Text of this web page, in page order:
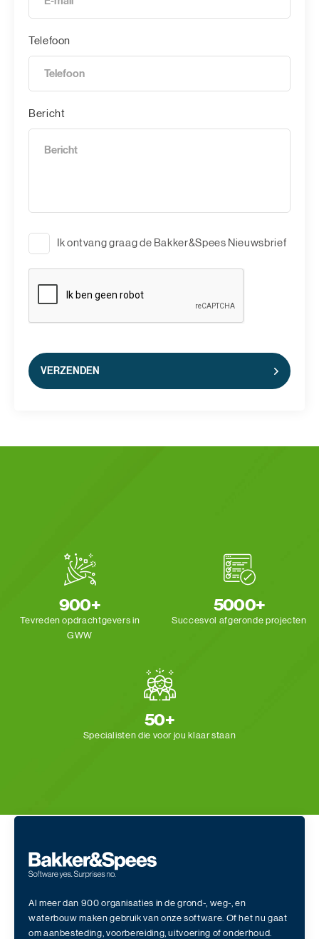
Telefoon
Bericht
Ik ontvang graag de Bakker&Spees Nieuwsbrief
VERZENDEN
900+
Tevreden opdrachtgevers in
GWW
5000+
Succesvol afgeronde projecten
50+
Specialisten die voor jou klaar staan
Al meer dan 900 organisaties in de grond-, weg-, en
waterbouw maken gebruik van onze software. Of het nu gaat
om aanbesteding, voorbereiding, uitvoering of onderhoud.